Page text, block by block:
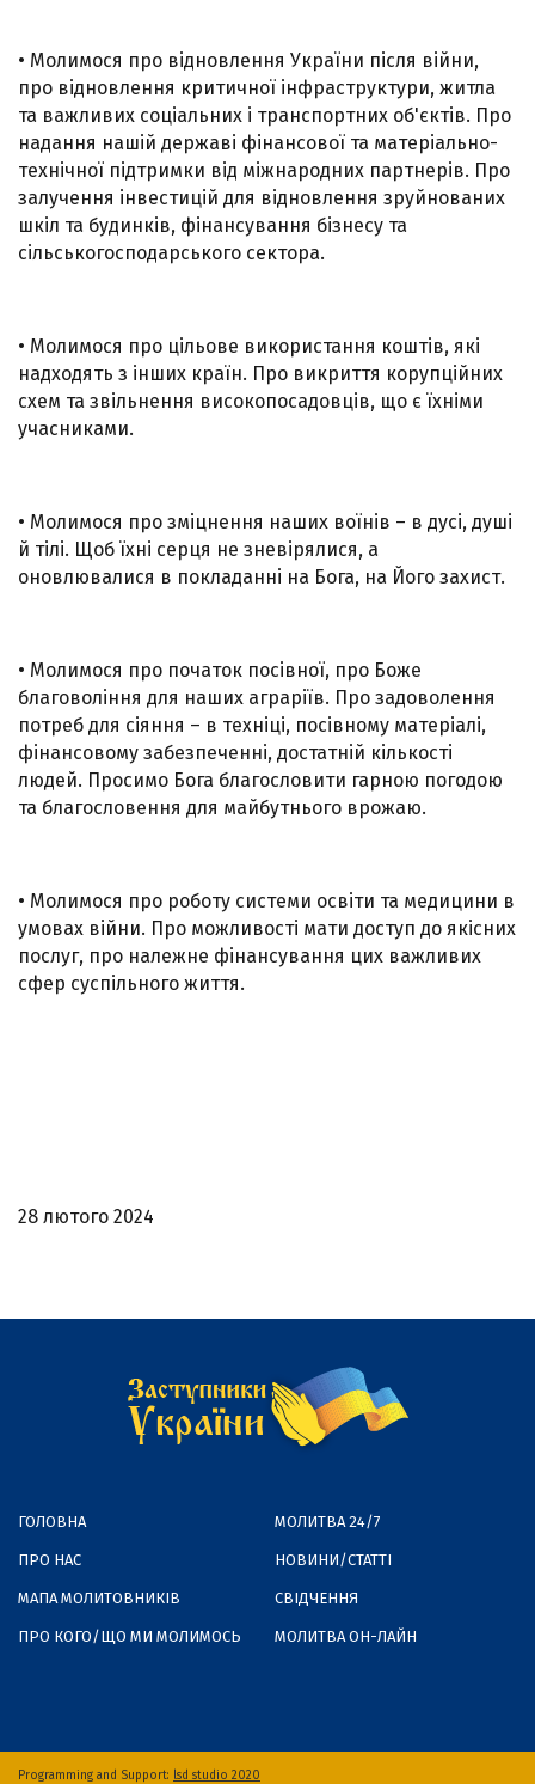
• Молимося про відновлення України після війни,
про відновлення критичної інфраструктури, житла
та важливих соціальних і транспортних об'єктів. Про
надання нашій державі фінансової та матеріально-
технічної підтримки від міжнародних партнерів. Про
залучення інвестицій для відновлення зруйнованих
шкіл та будинків, фінансування бізнесу та
сільськогосподарського сектора.
• Молимося про цільове використання коштів, які
надходять з інших країн. Про викриття корупційних
схем та звільнення високопосадовців, що є їхніми
учасниками.
• Молимося про зміцнення наших воїнів – в дусі, душі
й тілі. Щоб їхні серця не зневірялися, а
оновлювалися в покладанні на Бога, на Його захист.
• Молимося про початок посівної, про Боже
благовоління для наших аграріїв. Про задоволення
потреб для сіяння – в техніці, посівному матеріалі,
фінансовому забезпеченні, достатній кількості
людей. Просимо Бога благословити гарною погодою
та благословення для майбутнього врожаю.
• Молимося про роботу системи освіти та медицини в
умовах війни. Про можливості мати доступ до якісних
послуг, про належне фінансування цих важливих
сфер суспільного життя.
28 лютого 2024
ГОЛОВНА
ПРО НАС
МАПА МОЛИТОВНИКІВ
ПРО КОГО/ЩО МИ МОЛИМОСЬ
МОЛИТВА 24/7
НОВИНИ/СТАТТІ
СВІДЧЕННЯ
МОЛИТВА ОН-ЛАЙН
Programming and Support: lsd studio 2020